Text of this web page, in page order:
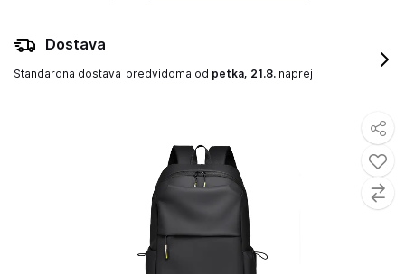
Dostava
Standardna dostava predvidoma od petka, 21.8. naprej